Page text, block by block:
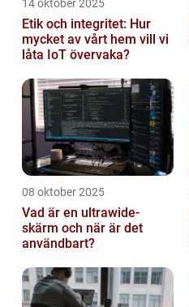
14 oktober 2025
Etik och integritet: Hur
mycket av vårt hem vill vi
låta IoT övervaka?
08 oktober 2025
Vad är en ultrawide-
skärm och när är det
användbart?